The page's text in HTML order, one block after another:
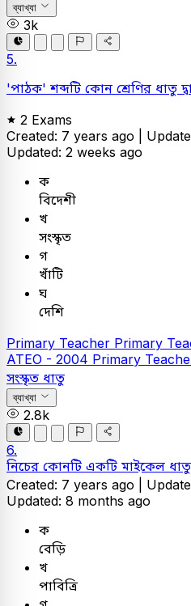
ব্যাখ্যা
3k
5.
'পাঠক' শব্দটি কোন শ্রেণির ধাতু
2 Exams
Created: 7 years ago |
Updated: 2 weeks ago
ক
বিদেশী
খ
সংস্কৃত
গ
খাঁটি
ঘ
দেশি
Primary Teacher Primary
ATEO - 2004 Primary
সংস্কৃত ধাতু
ব্যাখ্যা
2.8k
6.
নিচের কোনটি একটি মাইকেল ধাতুর
Created: 7 years ago |
Updated: 8 months ago
ক
বেড়ি
খ
পাবিত্রি